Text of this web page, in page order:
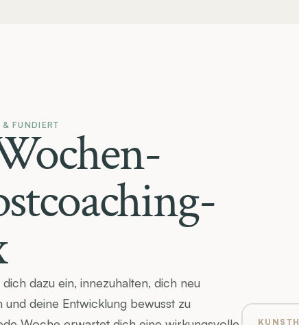
FUNDIERT
dazu ein, innezuhalten, dich neu
und deine Entwicklung bewusst zu